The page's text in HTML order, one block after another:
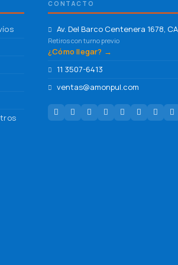
CONTACTO
Av. Del Barco Centenera 1678,
Retiros con turno previo
¿Cómo llegar? →
11 3507-6413
ventas@amonpul.com